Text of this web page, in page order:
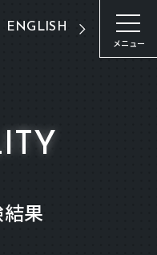
ENGLISH
メニュー
果